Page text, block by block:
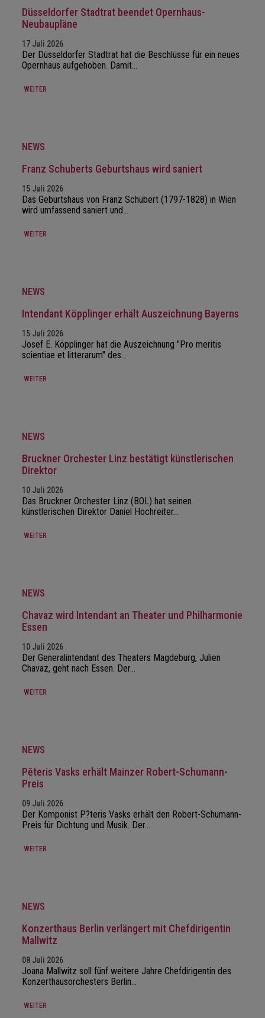
Düsseldorfer Stadtrat beendet Opernhaus-
Neubaupläne
17 Juli 2026
Der Düsseldorfer Stadtrat hat die Beschlüsse für ein neues
Opernhaus aufgehoben. Damit…
WEITER
NEWS
Franz Schuberts Geburtshaus wird saniert
15 Juli 2026
Das Geburtshaus von Franz Schubert (1797-1828) in Wien
wird umfassend saniert und…
WEITER
NEWS
Intendant Köpplinger erhält Auszeichnung Bayerns
15 Juli 2026
Josef E. Köpplinger hat die Auszeichnung "Pro meritis
scientiae et litterarum" des…
WEITER
NEWS
Bruckner Orchester Linz bestätigt künstlerischen
Direktor
10 Juli 2026
Das Bruckner Orchester Linz (BOL) hat seinen
künstlerischen Direktor Daniel Hochreiter…
WEITER
NEWS
Chavaz wird Intendant an Theater und Philharmonie
Essen
10 Juli 2026
Der Generalintendant des Theaters Magdeburg, Julien
Chavaz, geht nach Essen. Der…
WEITER
NEWS
Pēteris Vasks erhält Mainzer Robert-Schumann-
Preis
09 Juli 2026
Der Komponist P?teris Vasks erhält den Robert-Schumann-
Preis für Dichtung und Musik. Der…
WEITER
NEWS
Konzerthaus Berlin verlängert mit Chefdirigentin
Mallwitz
08 Juli 2026
Joana Mallwitz soll fünf weitere Jahre Chefdirigentin des
Konzerthausorchesters Berlin…
WEITER